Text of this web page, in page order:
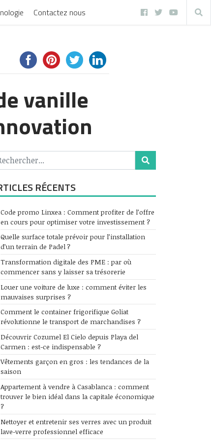
Contactez nous
vanille
RÉCENTS
Code promo Linxea : Comment profiter de l’offre
en cours pour optimiser votre investissement ?
Quelle surface totale prévoir pour l’installation
d’un terrain de Padel ?
Transformation digitale des PME : par où
commencer sans y laisser sa trésorerie
Louer une voiture de luxe : comment éviter les
mauvaises surprises ?
Comment le container frigorifique Goliat
révolutionne le transport de marchandises ?
Découvrir Cozumel El Cielo depuis Playa del
Carmen : est-ce indispensable ?
Vêtements garçon en gros : les tendances de la
saison
Appartement à vendre à Casablanca : comment
trouver le bien idéal dans la capitale économique
?
Nettoyer et entretenir ses verres avec un produit
lave-verre professionnel efficace